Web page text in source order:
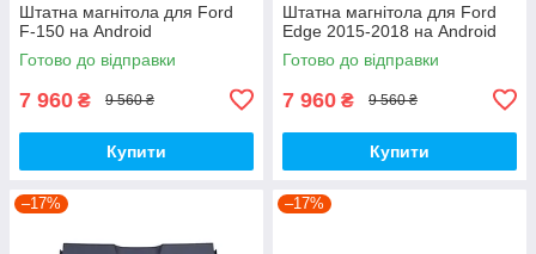
Штатна магнітола для Ford
F-150 на Android
Готово до відправки
7 960 ₴ 9 560 ₴
Купити
Штатна магнітола для Ford
Edge 2015-2018 на Android
Готово до відправки
7 960 ₴ 9 560 ₴
Купити
–17% –17%